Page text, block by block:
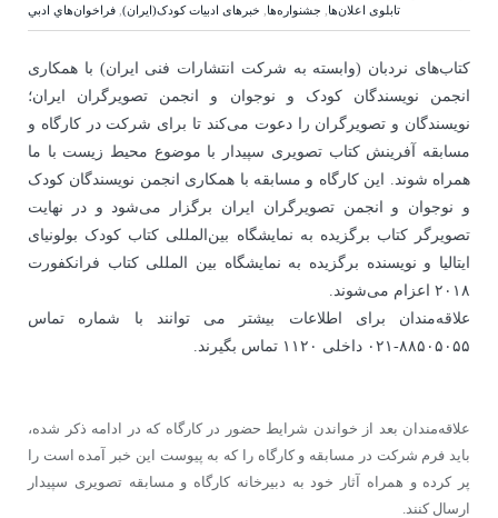
تابلوی اعلان‌ها
جشنواره‌ها خبرهای ادبیات کودک(ایران) فراخوان‌هاي ادبي
کتاب‌های نردبان (وابسته به شرکت انتشارات فنی ایران) با همکاری
انجمن نویسندگان کودک و نوجوان و انجمن تصویرگران ایران؛
نویسندگان و تصویرگران را دعوت می‌کند تا برای شرکت در کارگاه و
مسابقه آفرینش کتاب تصویری سپیدار با موضوع محیط زیست با ما
همراه شوند. این کارگاه و مسابقه با همکاری انجمن نویسندگان کودک
و نوجوان و انجمن تصویرگران ایران برگزار می‌شود و در نهایت
تصویرگر کتاب برگزیده به نمایشگاه بین‌المللی کتاب کودک بولونیای
ایتالیا و نویسنده برگزیده به نمایشگاه بین ‌المللی کتاب فرانکفورت
۲۰۱۸ اعزام می‌شوند.
علاقه‌مندان برای اطلاعات بیشتر می توانند با شماره تماس
۸۸۵۰۵۰۵۵-۰۲۱ داخلی ۱۱۲۰ تماس بگیرند.
علاقه‌مندان بعد از خواندن شرایط حضور در کارگاه که در ادامه ذکر شده،
باید فرم شرکت در مسابقه و کارگاه را که به پیوست این خبر آمده است را
پر کرده و همراه آثار خود به دبیرخانه کارگاه و مسابقه تصویری سپیدار
ارسال کنند.